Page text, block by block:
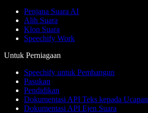
Penjana Suara AI
Alih Suara
Klon Suara
Speechify Work
Untuk Perniagaan
Speechify untuk Pembangun
Pasukan
Pendidikan
Dokumentasi API Teks kepada Ucapan
Dokumentasi API Ejen Suara